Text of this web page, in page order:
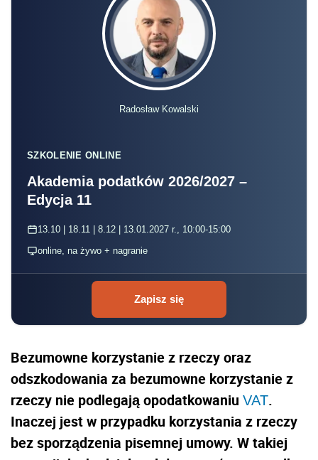
Radosław Kowalski
SZKOLENIE ONLINE
Akademia podatków 2026/2027 –
Edycja 11
13.10 | 18.11 | 8.12 | 13.01.2027 r., 10:00-15:00
online, na żywo + nagranie
Zapisz się
Bezumowne korzystanie z rzeczy oraz
odszkodowania za bezumowne korzystanie z
rzeczy nie podlegają opodatkowaniu VAT.
Inaczej jest w przypadku korzystania z rzeczy
bez sporządzenia pisemnej umowy. W takiej